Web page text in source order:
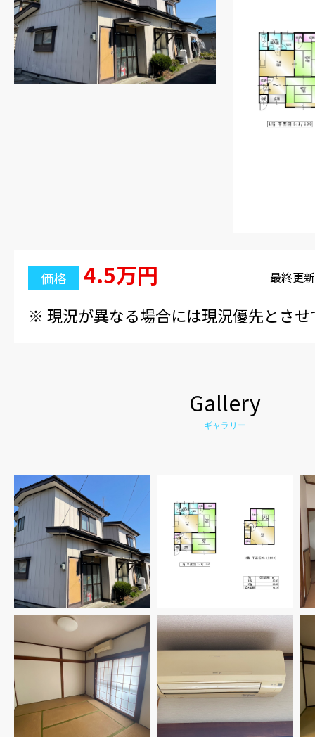
6161
価格 4.5万円 最終更
※ 現況が異なる場合には現況優先とさせ
Gallery
ギャラリー